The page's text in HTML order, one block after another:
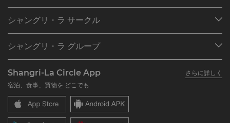
ご予約の検索
レストラン＆バー
シャングリ・ラ サークル
シャングリ・ラ サークルに入会
よくあるお問合せや質問
SLCに関するお問い合わせ
シャングリ・ラ グループ
シャングリ・ラ ブランド
シャングリ・ラ センター
レジデンス
お問い合わせ
採用情報
企業の社会的責任
ニュース
Shangri-La Circle App
さらに詳しく
宿泊、食事、買物を どこでも